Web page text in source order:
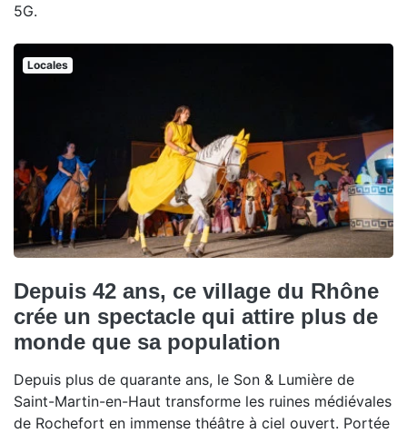
5G.
Locales
Depuis 42 ans, ce village du Rhône
crée un spectacle qui attire plus de
monde que sa population
Depuis plus de quarante ans, le Son & Lumière de
Saint-Martin-en-Haut transforme les ruines médiévales
de Rochefort en immense théâtre à ciel ouvert. Portée